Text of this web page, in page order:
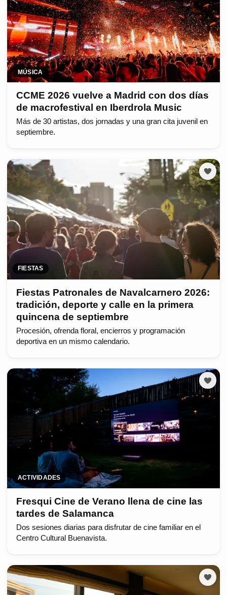
MÚSICA
CCME 2026 vuelve a Madrid con dos días
de macrofestival en Iberdrola Music
Más de 30 artistas, dos jornadas y una gran cita juvenil en
septiembre.
FIESTAS
Fiestas Patronales de Navalcarnero 2026:
tradición, deporte y calle en la primera
quincena de septiembre
Procesión, ofrenda floral, encierros y programación
deportiva en un mismo calendario.
ACTIVIDADES
Fresqui Cine de Verano llena de cine las
tardes de Salamanca
Dos sesiones diarias para disfrutar de cine familiar en el
Centro Cultural Buenavista.